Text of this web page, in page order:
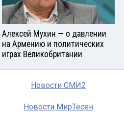
Алексей Мухин — о давлении
на Армению и политических
играх Великобритании
Новости СМИ2
Новости МирТесен